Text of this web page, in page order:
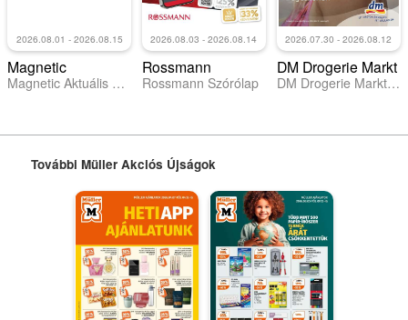
2026.08.01 - 2026.08.15
Magnetic
Magnetic Aktuális óriásplakátok
2026.08.03 - 2026.08.14
Rossmann
Rossmann Szórólap
2026.07.30 - 2026.08.12
DM Drogerie Markt
DM Drogerie Markt akciós újság
További Müller Akciós Újságok